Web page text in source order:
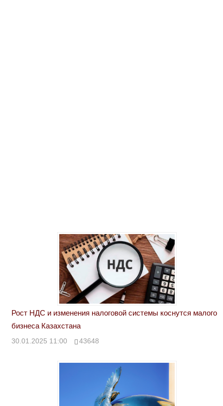
Рост НДС и изменения налоговой системы коснутся малого
бизнеса Казахстана
30.01.2025 11:00 43648